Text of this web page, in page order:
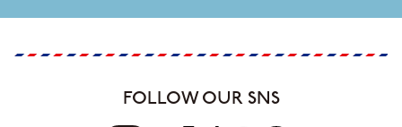
FOLLOW OUR SNS